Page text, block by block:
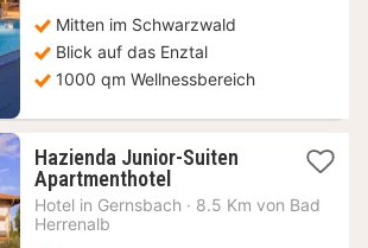
Mitten im Schwarzwald
Blick auf das Enztal
1000 qm Wellnessbereich
Hazienda Junior-Suiten
Apartmenthotel2
Nächte
Hotel in Gernsbach · 8.5 Km von Bad
Herrenalb